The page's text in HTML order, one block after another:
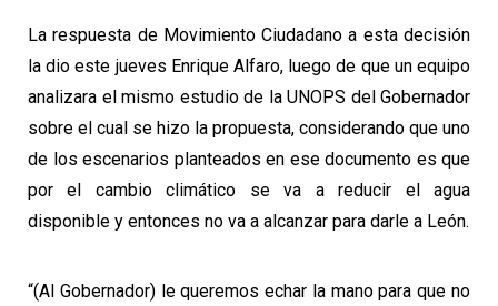
La respuesta de Movimiento Ciudadano a esta decisión
la dio este jueves Enrique Alfaro, luego de que un equipo
analizara el mismo estudio de la UNOPS del Gobernador
sobre el cual se hizo la propuesta, considerando que uno
de los escenarios planteados en ese documento es que
por el cambio climático se va a reducir el agua
disponible y entonces no va a alcanzar para darle a León.
“(Al Gobernador) le queremos echar la mano para que no